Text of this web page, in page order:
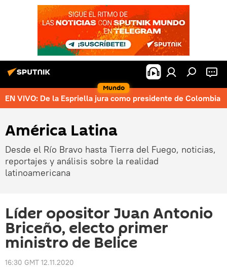
Mundo
EN VIVO: De la Espriella jura como presidente de Colombia
América Latina
Desde el Río Bravo hasta Tierra del Fuego, noticias,
reportajes y análisis sobre la realidad
latinoamericana
Líder opositor Juan Antonio
Briceño, electo primer
ministro de Belice
16:30 GMT 12.11.2020